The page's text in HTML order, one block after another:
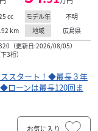
cc モデル年
不明
km 地域
広島県
（更新日:2026/08/05）
3桁）
スタート！◆最長３年
ローンは最長120回ま
お気に入り